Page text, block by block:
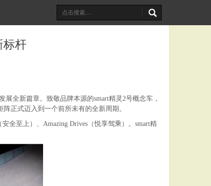
标杆
展全新篇章。致敬品牌本源的smart精灵2号概念车，
正式迈入到一个前所未有的全新周期。
全至上）、Amazing Drives（悦享驾乘）。smart精